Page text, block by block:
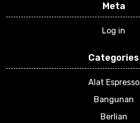
Meta
Log in
Categories
Alat Espresso
Bangunan
Berlian